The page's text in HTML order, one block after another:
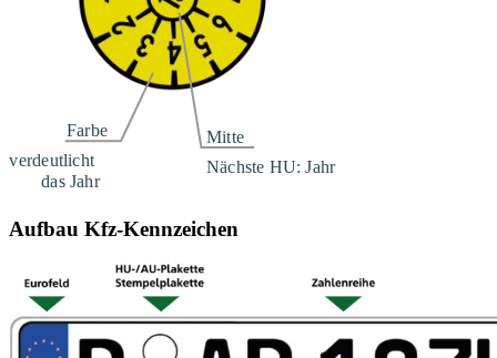
Aufbau Kfz-Kennzeichen